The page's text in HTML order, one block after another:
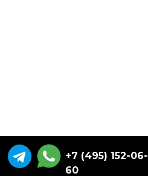
+7 (495) 152-06-
60